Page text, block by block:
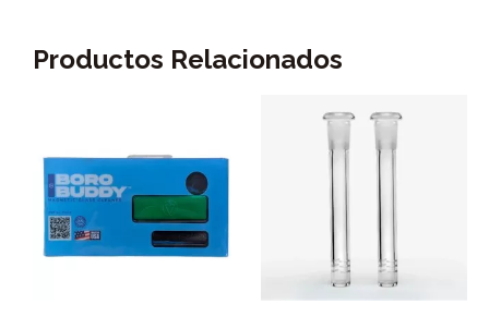
Productos Relacionados